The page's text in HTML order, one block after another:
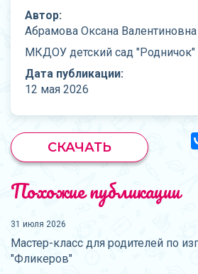
Автор:
Абрамова Оксана Валентиновна
МКДОУ детский сад "Родничок"
Дата публикации:
12 мая 2026
СКАЧАТЬ
Похожие публикации
31 июля 2026
Мастер-класс для родителей по
"Фликеров"